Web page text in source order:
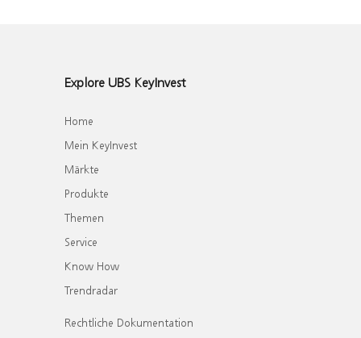
Explore UBS KeyInvest
Home
Mein KeyInvest
Märkte
Produkte
Themen
Service
Know How
Trendradar
Rechtliche Dokumentation